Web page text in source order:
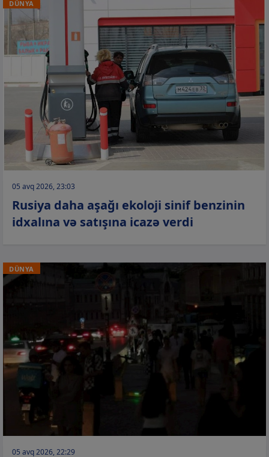
DÜNYA
05 avq 2026, 23:03
Rusiya daha aşağı ekoloji sinif benzinin
idxalına və satışına icazə verdi
DÜNYA
05 avq 2026, 22:29